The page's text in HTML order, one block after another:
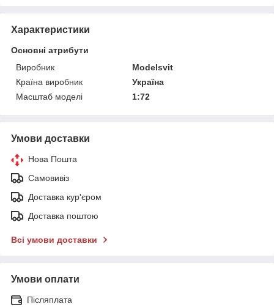
Характеристики
Основні атрибути
Виробник
Modelsvit
Країна виробник
Україна
Масштаб моделі
1:72
Умови доставки
Нова Пошта
Самовивіз
Доставка кур'єром
Доставка поштою
Всі умови доставки
Умови оплати
Післяплата